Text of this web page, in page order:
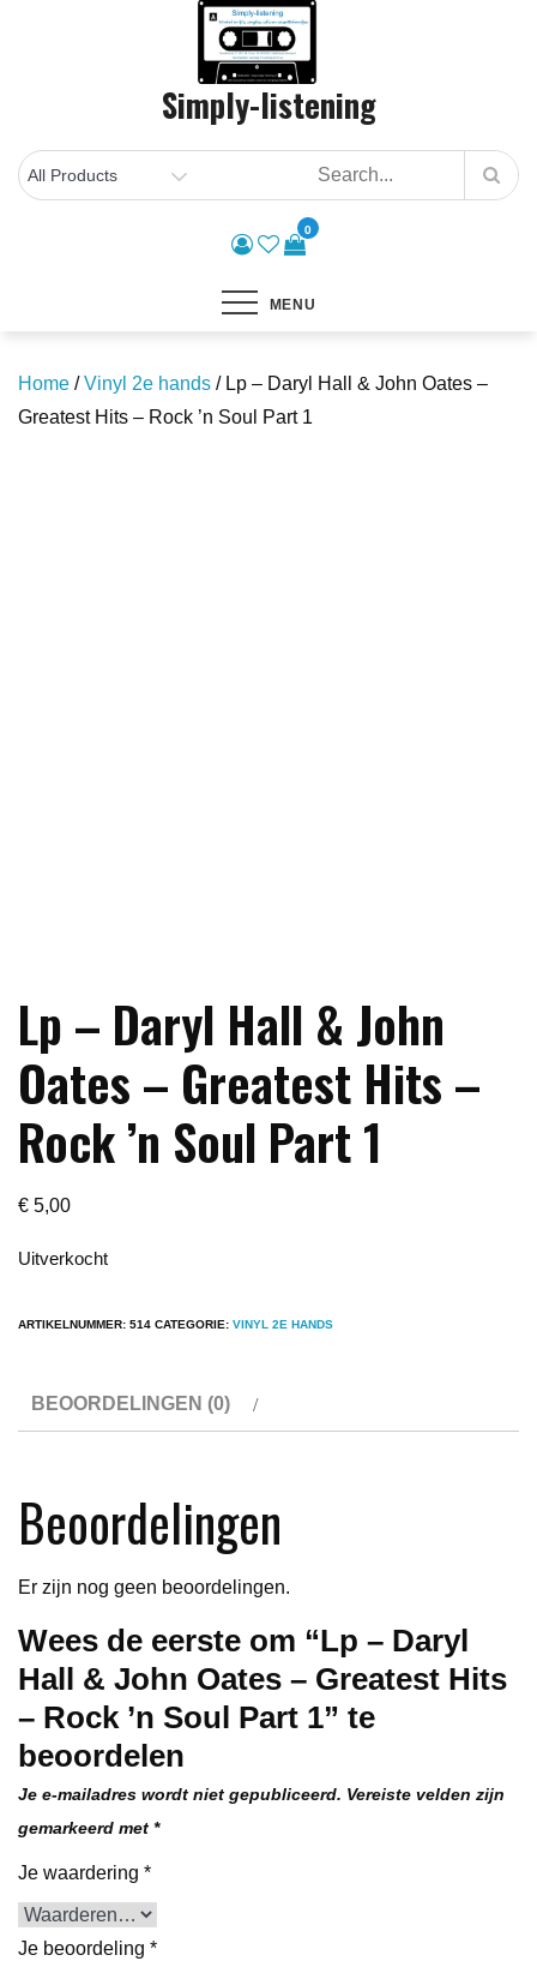
Simply-listening
0
MENU
Home /Vinyl 2e hands / Lp – Daryl Hall & John Oates –
Greatest Hits – Rock ’n Soul Part 1
Lp – Daryl Hall & John
Oates – Greatest Hits –
Rock ’n Soul Part 1
€ 5,00
Uitverkocht
ARTIKELNUMMER: 514 CATEGORIE: VINYL 2E HANDS
BEOORDELINGEN (0)
Beoordelingen
Er zijn nog geen beoordelingen.
Wees de eerste om “Lp – Daryl
Hall & John Oates – Greatest Hits
– Rock ’n Soul Part 1” te
beoordelen
Je e-mailadres wordt niet gepubliceerd. Vereiste velden zijn
gemarkeerd met *
Je waardering *
Je beoordeling *